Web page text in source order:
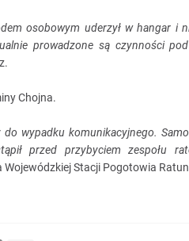
osobowym uderzył w hangar i
prowadzone są czynności
Chojna.
wypadku komunikacyjnego.
przed przybyciem zespołu
Stacji Pogotowia